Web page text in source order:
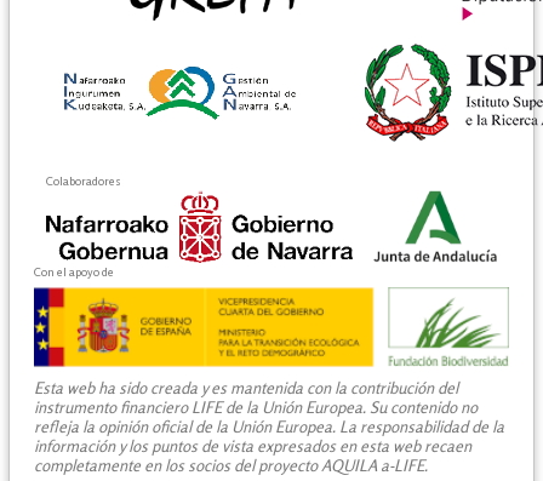
Colaboradores
Con el apoyo de
Esta web ha sido creada y es mantenida con la contribución del
instrumento financiero LIFE de la Unión Europea. Su contenido no
refleja la opinión oficial de la Unión Europea. La responsabilidad de la
información y los puntos de vista expresados en esta web recaen
completamente en los socios del proyecto AQUILA a-LIFE.